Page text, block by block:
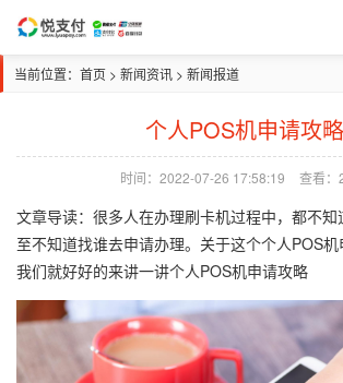
当前位置： 首页 > 新闻资讯 > 新闻报道
个人POS机申请攻略
时间：2022-07-26 17:58:19 查看：
文章导读： 很多人在办理刷卡机过程中，都不
至不知道找谁去申请办理。关于这个个人POS
我们就好好的来讲一讲个人POS机申请攻略